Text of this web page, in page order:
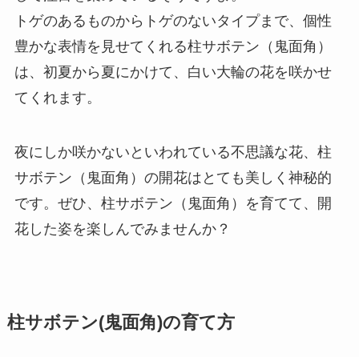
トゲのあるものからトゲのないタイプまで、個性
豊かな表情を見せてくれる柱サボテン（鬼面角）
は、初夏から夏にかけて、白い大輪の花を咲かせ
てくれます。
夜にしか咲かないといわれている不思議な花、柱
サボテン（鬼面角）の開花はとても美しく神秘的
です。ぜひ、柱サボテン（鬼面角）を育てて、開
花した姿を楽しんでみませんか？
柱サボテン(鬼面角)の育て方